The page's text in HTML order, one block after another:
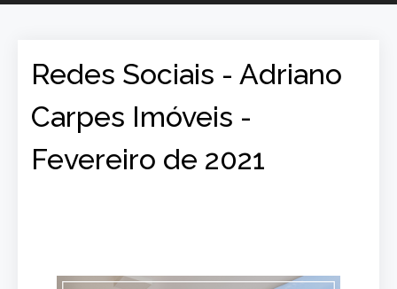
Redes Sociais - Adriano
Carpes Imóveis -
Fevereiro de 2021